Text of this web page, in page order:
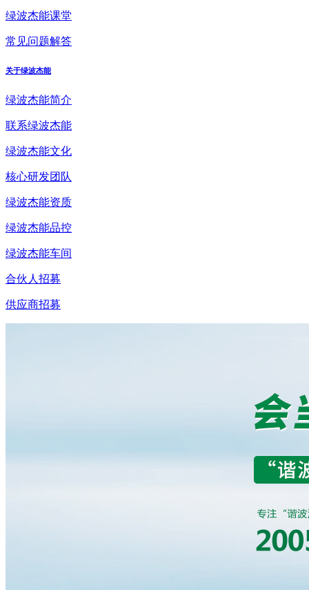
绿波杰能课堂
常见问题解答
关于绿波杰能
绿波杰能简介
联系绿波杰能
绿波杰能文化
核心研发团队
绿波杰能资质
绿波杰能品控
绿波杰能车间
合伙人招募
供应商招募